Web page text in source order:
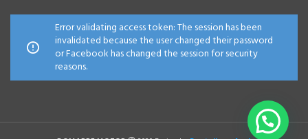
Error validating access token: The session has been
invalidated because the user changed their password
or Facebook has changed the session for security
reasons.